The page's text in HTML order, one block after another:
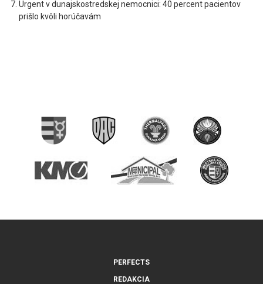
Urgent v dunajskostredskej nemocnici: 40 percent pacientov
prišlo kvôli horúčavám
PERFECTS
REDAKCIA